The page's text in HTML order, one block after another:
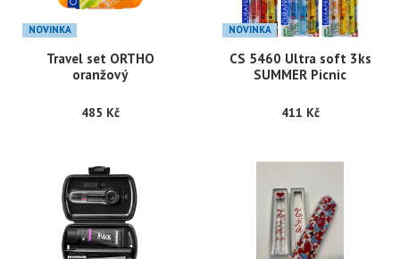
NOVINKA
Travel set ORTHO
oranžový
485 Kč
NOVINKA
CS 5460 Ultra soft 3ks
SUMMER Picnic
411 Kč